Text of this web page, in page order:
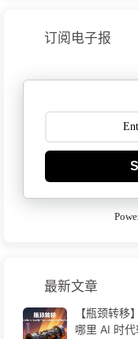
订阅电子报
最新文章
【瓶颈转
哪里 AI 时